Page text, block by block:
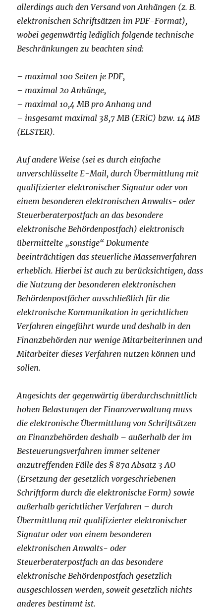
allerdings auch den Versand von Anhängen (z. B.
elektronischen Schriftsätzen im PDF-Format),
wobei gegenwärtig lediglich folgende technische
Beschränkungen zu beachten sind:
– maximal 100 Seiten je PDF,
– maximal 20 Anhänge,
– maximal 10,4 MB pro Anhang und
– insgesamt maximal 38,7 MB (ERiC) bzw. 14 MB
(ELSTER).
Auf andere Weise (sei es durch einfache
unverschlüsselte E-Mail, durch Übermittlung mit
qualifizierter elektronischer Signatur oder von
einem besonderen elektronischen Anwalts- oder
Steuerberaterpostfach an das besondere
elektronische Behördenpostfach) elektronisch
übermittelte „sonstige“ Dokumente
beeinträchtigen das steuerliche Massenverfahren
erheblich. Hierbei ist auch zu berücksichtigen, dass
die Nutzung der besonderen elektronischen
Behördenpostfächer ausschließlich für die
elektronische Kommunikation in gerichtlichen
Verfahren eingeführt wurde und deshalb in den
Finanzbehörden nur wenige Mitarbeiterinnen und
Mitarbeiter dieses Verfahren nutzen können und
sollen.
Angesichts der gegenwärtig überdurchschnittlich
hohen Belastungen der Finanzverwaltung muss
die elektronische Übermittlung von Schriftsätzen
an Finanzbehörden deshalb – außerhalb der im
Besteuerungsverfahren immer seltener
anzutreffenden Fälle des § 87a Absatz 3 AO
(Ersetzung der gesetzlich vorgeschriebenen
Schriftform durch die elektronischeForm) sowie
außerhalb gerichtlicher Verfahren – durch
Übermittlung mit qualifizierter elektronischer
Signatur oder von einem besonderen
elektronischen Anwalts- oder
Steuerberaterpostfach an das besondere
elektronische Behördenpostfach gesetzlich
ausgeschlossenwerden, soweit gesetzlich nichts
anderes bestimmt ist.